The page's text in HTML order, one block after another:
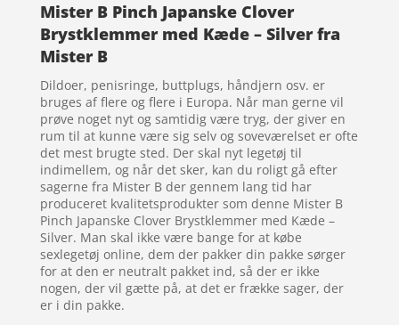
Mister B Pinch Japanske Clover
Brystklemmer med Kæde – Silver fra
Mister B
Dildoer, penisringe, buttplugs, håndjern osv. er
bruges af flere og flere i Europa. Når man gerne vil
prøve noget nyt og samtidig være tryg, der giver en
rum til at kunne være sig selv og soveværelset er ofte
det mest brugte sted. Der skal nyt legetøj til
indimellem, og når det sker, kan du roligt gå efter
sagerne fra Mister B der gennem lang tid har
produceret kvalitetsprodukter som denne Mister B
Pinch Japanske Clover Brystklemmer med Kæde –
Silver. Man skal ikke være bange for at købe
sexlegetøj online, dem der pakker din pakke sørger
for at den er neutralt pakket ind, så der er ikke
nogen, der vil gætte på, at det er frække sager, der
er i din pakke.